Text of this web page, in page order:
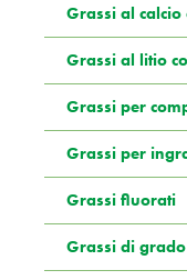
Grassi al calcio
Grassi al litio
Grassi per
Grassi per
Grassi fluorati
Grassi di